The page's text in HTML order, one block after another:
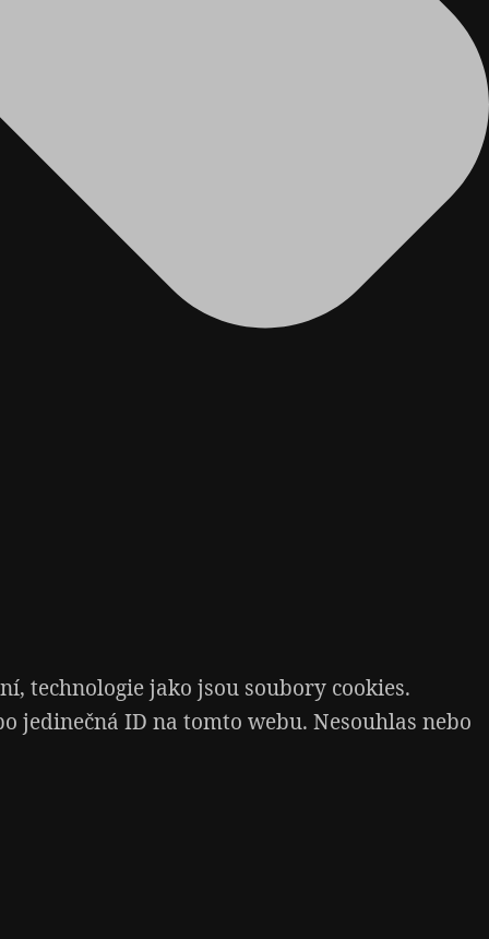
technologie jako jsou soubory cookies.
jedinečná ID na tomto webu. Nesouhlas nebo